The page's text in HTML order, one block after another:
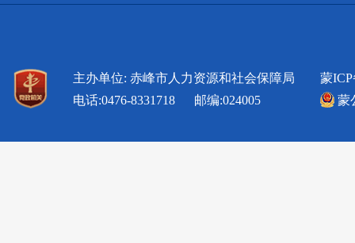
主办单位: 赤峰市人力资源和社会保障局
电话:0476-8331718 邮编:024005
蒙ICP
蒙